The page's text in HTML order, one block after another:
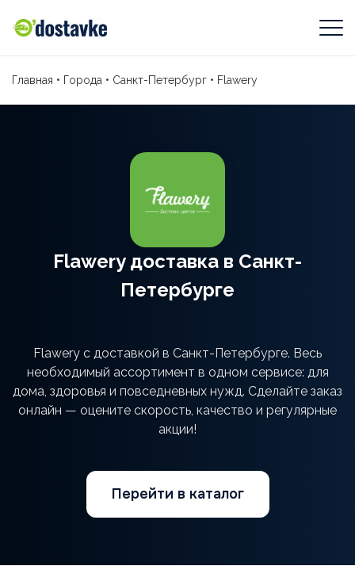
Главная • Города • Санкт-Петербург • Flawery
Flawery доставка в Санкт-
Петербурге
Flawery с доставкой в Санкт-Петербурге. Весь
необходимый ассортимент в одном сервисе: для
дома, здоровья и повседневных нужд. Сделайте заказ
онлайн — оцените скорость, качество и регулярные
акции!
Перейти в каталог